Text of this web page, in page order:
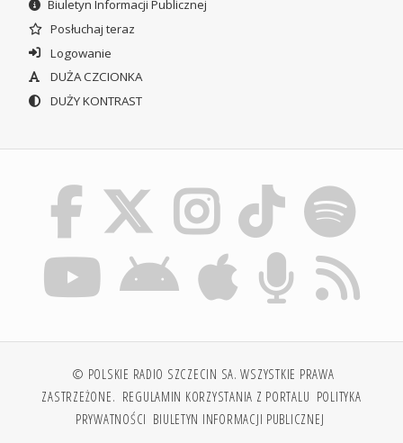
Biuletyn Informacji Publicznej
Posłuchaj teraz
Logowanie
DUŻA CZCIONKA
DUŻY KONTRAST
© POLSKIE RADIO SZCZECIN SA. WSZYSTKIE PRAWA
ZASTRZEŻONE. REGULAMIN KORZYSTANIA Z PORTALU POLITYKA
PRYWATNOŚCI BIULETYN INFORMACJI PUBLICZNEJ